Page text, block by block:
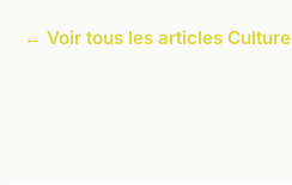
← Voir tous les articles Culture